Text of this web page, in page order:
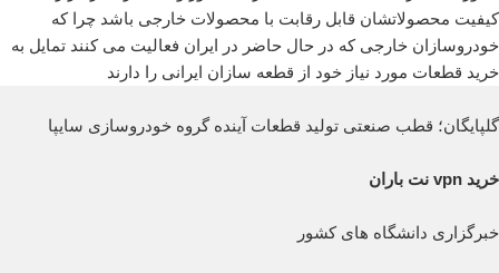
کیفیت محصولاتشان قابل رقابت با محصولات خارجی باشد چرا که
خودروسازان خارجی که در حال حاضر در ایران فعالیت می کنند تمایل به
خرید قطعات مورد نیاز خود از قطعه سازان ایرانی را دارند
گلپایگان؛ قطب صنعتی تولید قطعات آینده گروه خودروسازی سایپا
خرید vpn نت باران
خبرگزاری دانشگاه های کشور